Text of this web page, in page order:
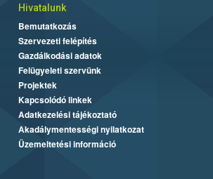
Hivatalunk
Bemutatkozás
Szervezeti felépítés
Gazdálkodási adatok
Felügyeleti szervünk
Projektek
Kapcsolódó linkek
Adatkezelési tájékoztató
Akadálymentességi nyilatkozat
Üzemeltetési információ